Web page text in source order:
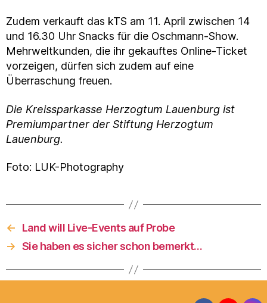
Zudem verkauft das kTS am 11. April zwischen 14
und 16.30 Uhr Snacks für die Oschmann-Show.
Mehrweltkunden, die ihr gekauftes Online-Ticket
vorzeigen, dürfen sich zudem auf eine
Überraschung freuen.
Die Kreissparkasse Herzogtum Lauenburg ist
Premiumpartner der Stiftung Herzogtum
Lauenburg.
Foto: LUK-Photography
←
Land will Live-Events auf Probe
→ Sie haben es sicher schon bemerkt…